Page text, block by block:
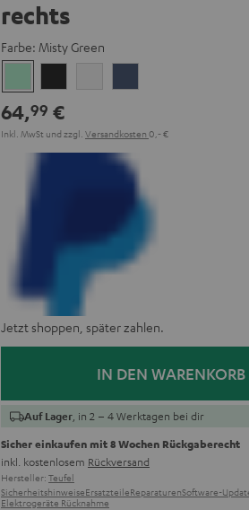
rechts
Farbe: Misty Green
Green
White
64,99 €
Inkl. MwSt und zzgl. Versandkosten 0,‐ €
Jetzt shoppen, später zahlen.
IN DEN WARENKORB
Auf Lager , in 2 – 4 Werktagen bei dir
Sicher einkaufen mit 8 Wochen Rückgaberecht
inkl. kostenlosem Rückversand
Hersteller: Teufel
SicherheitshinweiseErsatzteileReparaturenSoftware-
Elektrogeräte Rücknahme